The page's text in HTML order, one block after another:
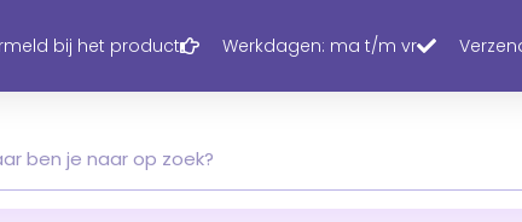
bij het product Werkdagen: ma t/m vr